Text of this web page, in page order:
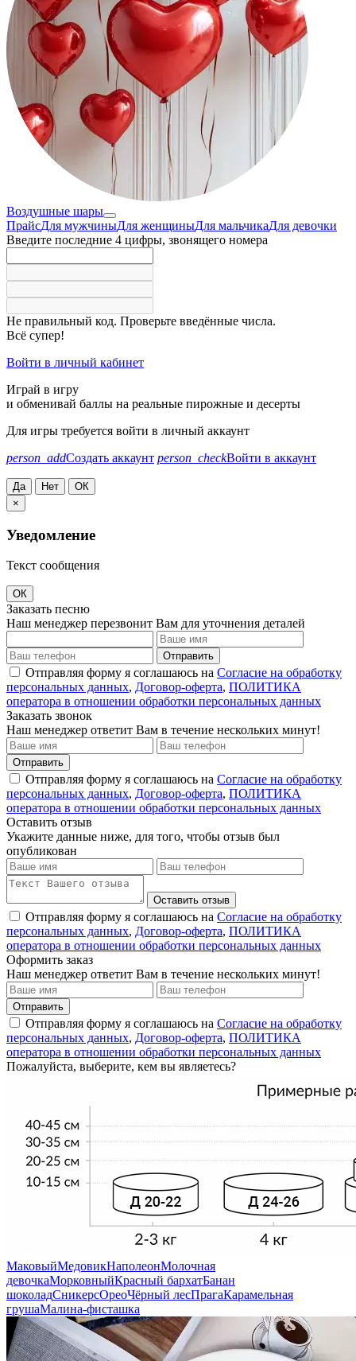
Воздушные шары
ПрайсДля мужчиныДля женщиныДля мальчикаДля девочки
Введите последние 4 цифры, звонящего номера
Не правильный код. Проверьте введённые числа.
Всё супер!
Войти в личный кабинет
Играй в игру
и обменивай баллы на реальные пирожные и десерты
Для игры требуется войти в личный аккаунт
person_addСоздать аккаунт person_checkВойти в аккаунт
Да Нет
ОК
×
Уведомление
Текст сообщения
ОК
Заказать песню
Наш менеджер перезвонит Вам для уточнения деталей
Отправить
Отправляя форму я соглашаюсь на Согласие на обработку
персональных данных, Договор-оферта, ПОЛИТИКА
оператора в отношении обработки персональных данных
Заказать звонок
Наш менеджер ответит Вам в течение нескольких минут!
Отправить
Отправляя форму я соглашаюсь на Согласие на обработку
персональных данных, Договор-оферта, ПОЛИТИКА
оператора в отношении обработки персональных данных
Оставить отзыв
Укажите данные ниже, для того, чтобы отзыв был
опубликован
Оставить отзыв
Отправляя форму я соглашаюсь на Согласие на обработку
персональных данных, Договор-оферта, ПОЛИТИКА
оператора в отношении обработки персональных данных
Оформить заказ
Наш менеджер ответит Вам в течение нескольких минут!
Отправить
Отправляя форму я соглашаюсь на Согласие на обработку
персональных данных, Договор-оферта, ПОЛИТИКА
оператора в отношении обработки персональных данных
Пожалуйста, выберите, кем вы являетесь?
МаковыйМедовикНаполеонМолочная
девочкаМорковныйКрасный бархатБанан
шоколадСникерсОреоЧёрный лесПрагаКарамельная
грушаМалина-фисташка